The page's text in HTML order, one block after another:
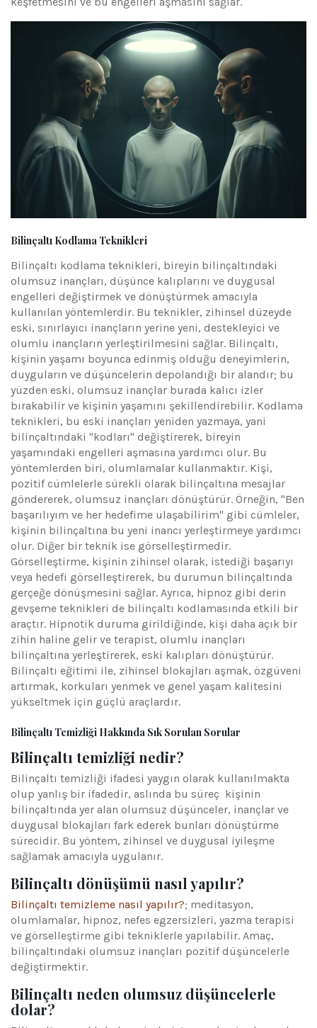
Bilinçaltı Kodlama Teknikleri
Bilinçaltı kodlama teknikleri, bireyin bilinçaltındaki
olumsuz inançları, düşünce kalıplarını ve duygusal
engelleri değiştirmek ve dönüştürmek amacıyla
kullanılan yöntemlerdir. Bu teknikler, zihinsel düzeyde
eski, sınırlayıcı inançların yerine yeni, destekleyici ve
olumlu inançların yerleştirilmesini sağlar. Bilinçaltı,
kişinin yaşamı boyunca edinmiş olduğu deneyimlerin,
duyguların ve düşüncelerin depolandığı bir alandır; bu
yüzden eski, olumsuz inançlar burada kalıcı izler
bırakabilir ve kişinin yaşamını şekillendirebilir. Kodlama
teknikleri, bu eski inançları yeniden yazmaya, yani
bilinçaltındaki "kodları" değiştirerek, bireyin
yaşamındaki engelleri aşmasına yardımcı olur. Bu
yöntemlerden biri, olumlamalar kullanmaktır. Kişi,
pozitif cümlelerle sürekli olarak bilinçaltına mesajlar
göndererek, olumsuz inançları dönüştürür. Örneğin, "Ben
başarılıyım ve her hedefime ulaşabilirim" gibi cümleler,
kişinin bilinçaltına bu yeni inancı yerleştirmeye yardımcı
olur. Diğer bir teknik ise görselleştirmedir.
Görselleştirme, kişinin zihinsel olarak, istediği başarıyı
veya hedefi görselleştirerek, bu durumun bilinçaltında
gerçeğe dönüşmesini sağlar. Ayrıca, hipnoz gibi derin
gevşeme teknikleri de bilinçaltı kodlamasında etkili bir
araçtır. Hipnotik duruma girildiğinde, kişi daha açık bir
zihin haline gelir ve terapist, olumlu inançları
bilinçaltına yerleştirerek, eski kalıpları dönüştürür.
Bilinçaltı eğitimi ile, zihinsel blokajları aşmak, özgüveni
artırmak, korkuları yenmek ve genel yaşam kalitesini
yükseltmek için güçlü araçlardır.
Bilinçaltı Temizliği Hakkında Sık Sorulan Sorular
Bilinçaltı temizliği nedir?
Bilinçaltı temizliği ifadesi yaygın olarak kullanılmakta
olup yanlış bir ifadedir, aslında bu süreç kişinin
bilinçaltında yer alan olumsuz düşünceler, inançlar ve
duygusal blokajları fark ederek bunları dönüştürme
sürecidir. Bu yöntem, zihinsel ve duygusal iyileşme
sağlamak amacıyla uygulanır.
Bilinçaltı dönüşümü nasıl yapılır?
Bilinçaltı temizleme nasıl yapılır?; meditasyon,
olumlamalar, hipnoz, nefes egzersizleri, yazma terapisi
ve görselleştirme gibi tekniklerle yapılabilir. Amaç,
bilinçaltındaki olumsuz inançları pozitif düşüncelerle
değiştirmektir.
Bilinçaltı neden olumsuz düşüncelerle
dolar?